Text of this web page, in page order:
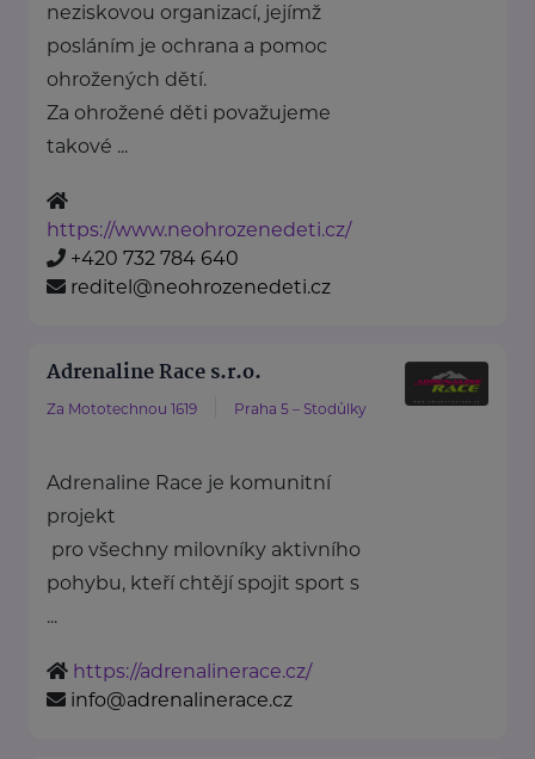
neziskovou organizací, jejímž
posláním je ochrana a pomoc
ohrožených dětí.
Za ohrožené děti považujeme
takové ...
https://www.neohrozenedeti.cz/
+420 732 784 640
reditel@neohrozenedeti.cz
Adrenaline Race s.r.o.
Za Mototechnou 1619 Praha 5 – Stodůlky
Adrenaline Race je komunitní
projekt
pro všechny milovníky aktivního
pohybu, kteří chtějí spojit sport s
...
https://adrenalinerace.cz/
info@adrenalinerace.cz